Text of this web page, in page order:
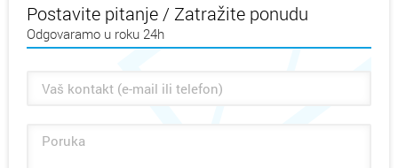
Postavite pitanje / Zatražite ponudu
Odgovaramo u roku 24h